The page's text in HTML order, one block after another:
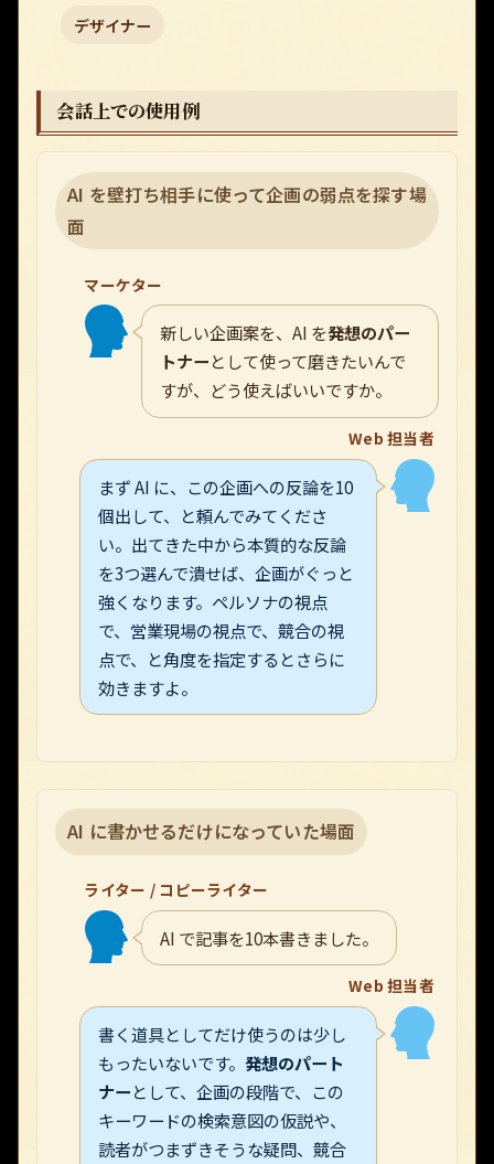
デザイナー
会話上での使用例
AI を壁打ち相手に使って企画の弱点を探す場
面
マーケター
新しい企画案を、AI を発想のパー
トナーとして使って磨きたいんで
すが、どう使えばいいですか。
Web 担当者
まず AI に、この企画への反論を10
個出して、と頼んでみてくださ
い。出てきた中から本質的な反論
を3つ選んで潰せば、企画がぐっと
強くなります。ペルソナの視点
で、営業現場の視点で、競合の視
点で、と角度を指定するとさらに
効きますよ。
AI に書かせるだけになっていた場面
ライター / コピーライター
AI で記事を10本書きました。
Web 担当者
書く道具としてだけ使うのは少し
もったいないです。発想のパート
ナーとして、企画の段階で、この
キーワードの検索意図の仮説や、
読者がつまずきそうな疑問、競合